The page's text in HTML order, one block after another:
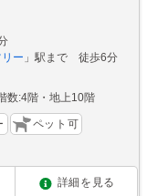
ー 」駅まで 徒歩6分
数:4階・地上10階
ペット可
詳細を見る